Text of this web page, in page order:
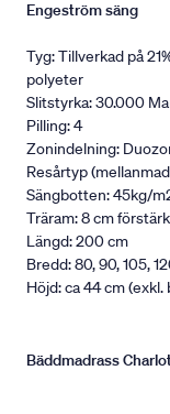
Engeström säng
Tyg: Tillverkad på
polyeter
Slitstyrka: 30.000
Pilling: 4
Zonindelning:
Resårtyp
Sängbotten: 45kg/
Träram: 8 cm
Längd: 200 cm
Bredd: 80, 90, 105,
Höjd: ca 44 cm
Bäddmadrass